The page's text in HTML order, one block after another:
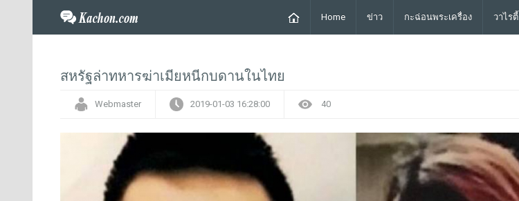
Home ข่าว กะฉ่อนพระเครื่อง วาไรตี้
สหรัฐล่าทหารฆ่าเมียหนีกบดานในไทย
Webmaster 2019-01-03 16:28:00 40